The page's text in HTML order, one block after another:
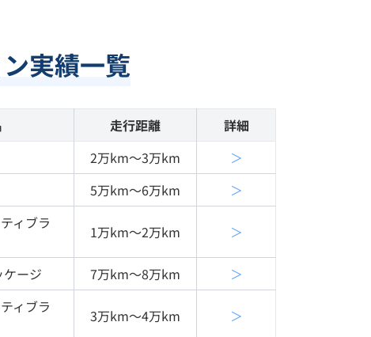
実績一覧
走行距離
詳細
2万km〜3万km
＞
5万km〜6万km ＞
ィブラ
1万km〜2万km ＞
ケージ 7万km〜8万km ＞
ィブラ
3万km〜4万km ＞